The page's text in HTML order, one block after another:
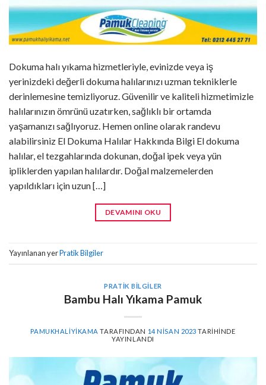
Dokuma halı yıkama hizmetleriyle, evinizde veya iş
yerinizdeki değerli dokuma halılarınızı uzman tekniklerle
derinlemesine temizliyoruz. Güvenilir ve kaliteli hizmetimizle
halılarınızın ömrünü uzatırken, sağlıklı bir ortamda
yaşamanızı sağlıyoruz. Hemen online olarak randevu
alabilirsiniz El Dokuma Halılar Hakkında Bilgi El dokuma
halılar, el tezgahlarında dokunan, doğal ipek veya yün
ipliklerden yapılan halılardır. Doğal malzemelerden
yapıldıkları için uzun […]
DEVAMINI OKU
Yayınlanan yerPratik Bilgiler
PRATIK BILGILER
Bambu Halı Yıkama Pamuk
PAMUKHALIYIKAMA TARAFINDAN 14 NISAN 2023 TARIHINDE
YAYINLANDI